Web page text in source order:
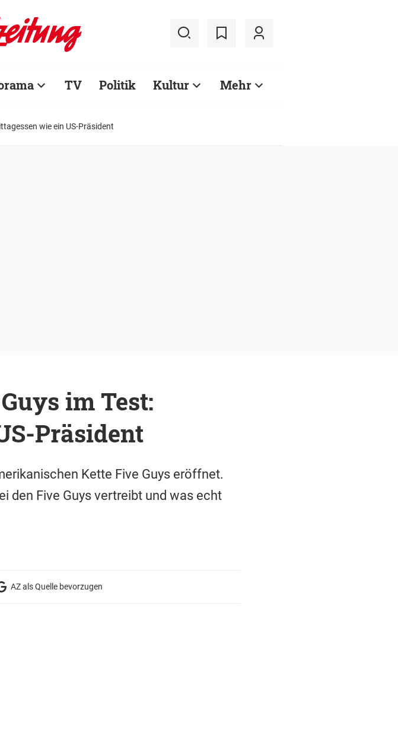
TV Politik Kultur Mehr
wie ein US-Präsident
im Test:
Präsident
Kette Five Guys eröffnet.
den Five Guys vertreibt und was echt
AZ als Quelle bevorzugen